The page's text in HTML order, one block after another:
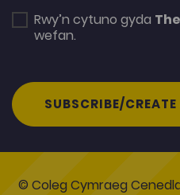
Rwy’n cytuno gyda
wefan.
SUBSCRIBE/
© Coleg Cymraeg